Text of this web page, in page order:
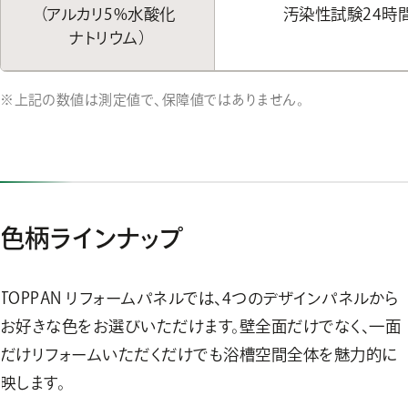
（アルカリ5%水酸化
ナトリウム）
汚染性試験24時
上記の数値は測定値で、保障値ではありません。
色柄ラインナップ
TOPPAN リフォームパネルでは、4つのデザインパネルから
お好きな色をお選びいただけます。壁全面だけでなく、一面
だけリフォームいただくだけでも浴槽空間全体を魅力的に
映します。